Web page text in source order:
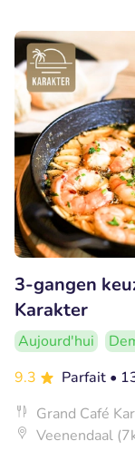
3-gangen
Karakter
Aujourd'hui
9.3
Parfait •
Grand Café
Veenendaal